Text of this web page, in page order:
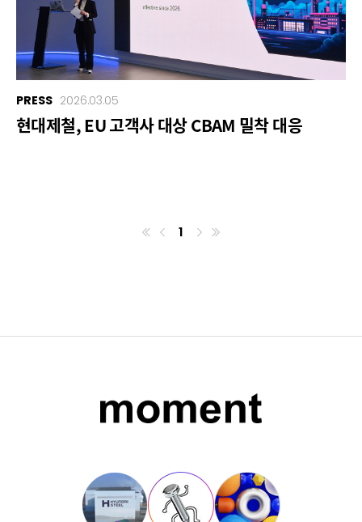
PRESS 2026.03.05
현대제철, EU 고객사 대상 CBAM 밀착 대응
첫번째페이지 1 마지막페이지